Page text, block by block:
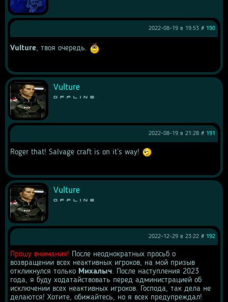
2022-08-19 в 19:53 # 190
Vulture, твоя очередь.
Vulture
Offline
2022-08-19 в 21:28 # 191
Roger that! Salvage craft is on it`s way!
Vulture
Offline
2022-12-29 в 23:22 # 192
Прошу внимания! После неоднократных просьб о
возвращении всех неактивных игроков, на мой призыв
откликнулся только Михалыч. После наступления 2023
года, я буду ходатайствовать перед администрацией об
исключении всех неактивных игроков. Господа, так дела не
делаются! Хотите, обижайтесь, но я всех предупреждал!